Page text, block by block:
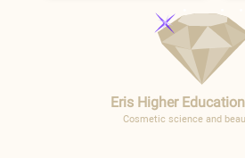
Eris Higher
Cosmetic science and